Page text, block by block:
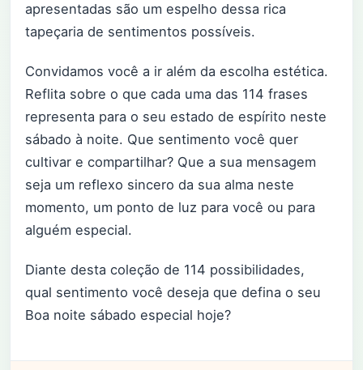
apresentadas são um espelho dessa rica
tapeçaria de sentimentos possíveis.
Convidamos você a ir além da escolha estética.
Reflita sobre o que cada uma das 114 frases
representa para o seu estado de espírito neste
sábado à noite. Que sentimento você quer
cultivar e compartilhar? Que a sua mensagem
seja um reflexo sincero da sua alma neste
momento, um ponto de luz para você ou para
alguém especial.
Diante desta coleção de 114 possibilidades,
qual sentimento você deseja que defina o seu
Boa noite sábado especial hoje?